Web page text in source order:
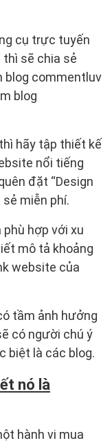
cụ trực tuyến
thì sẽ chia sẻ
blog commentluv
blog
hãy tập thiết kế
nổi tiếng
đặt “Design
sẻ miễn phí.
hợp với xu
mô tả khoảng
website của
tầm ảnh hưởng
có người chú ý
biệt là các blog.
nó là
hành vi mua